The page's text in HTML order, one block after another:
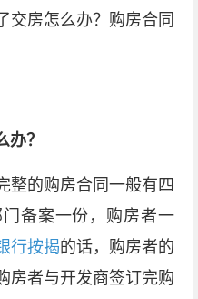
交房怎么办？购房合同
？
整的购房合同一般有四
备案一份，购房者一
行按揭的话，购房者的
房者与开发商签订完购